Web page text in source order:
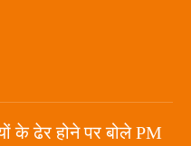
के ढेर होने पर बोले PM